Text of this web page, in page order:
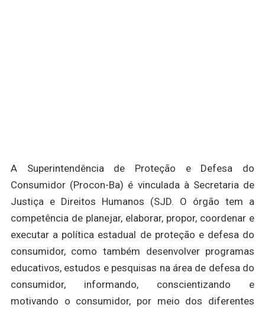
A Superintendência de Proteção e Defesa do
Consumidor (Procon-Ba) é vinculada à Secretaria de
Justiça e Direitos Humanos (SJD. O órgão tem a
competência de planejar, elaborar, propor, coordenar e
executar a política estadual de proteção e defesa do
consumidor, como também desenvolver programas
educativos, estudos e pesquisas na área de defesa do
consumidor, informando, conscientizando e
motivando o consumidor, por meio dos diferentes